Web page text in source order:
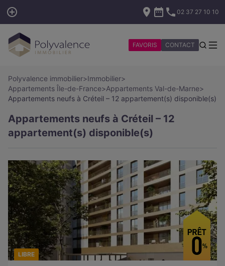
02 37 27 10 10
FAVORIS CONTACT
Polyvalence immobilier>Immobilier>
Appartements Île-de-France>Appartements Val-de-Marne>
Appartements neufs à Créteil – 12 appartement(s) disponible(s)
Appartements neufs à Créteil – 12
appartement(s) disponible(s)
LIBRE